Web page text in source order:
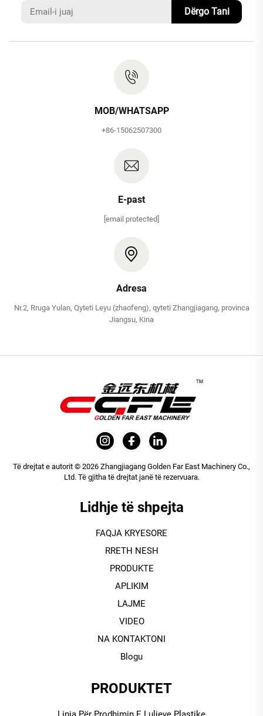
Dërgo Tani
MOB/WHATSAPP
+86-15062507300
E-past
[email protected]
Adresa
Nr.2, Rruga Yulan, Qyteti Leyu (zhaofeng), qyteti Zhangjiagang, provinca
Jiangsu, Kina
Të drejtat e autorit © 2026 Zhangjiagang Golden Far East Machinery Co.,
Ltd. Të gjitha të drejtat janë të rezervuara.
Lidhje të shpejta
FAQJA KRYESORE
RRETH NESH
PRODUKTE
APLIKIM
LAJME
VIDEO
NA KONTAKTONI
Blogu
PRODUKTET